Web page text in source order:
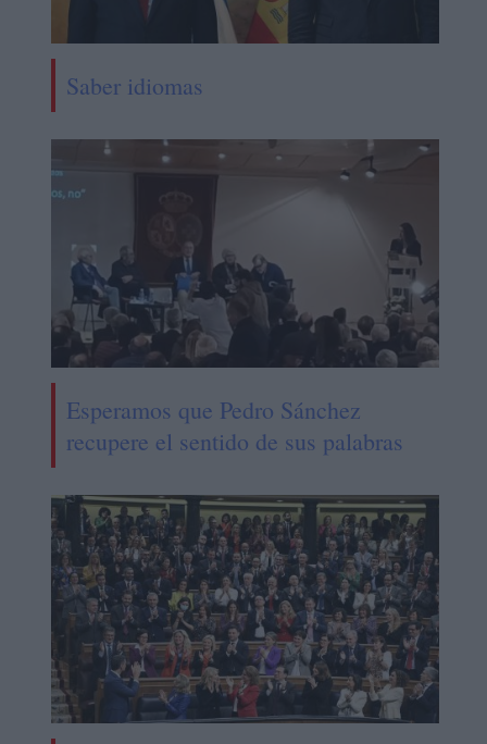
Saber idiomas
Esperamos que Pedro Sánchez
recupere el sentido de sus palabras